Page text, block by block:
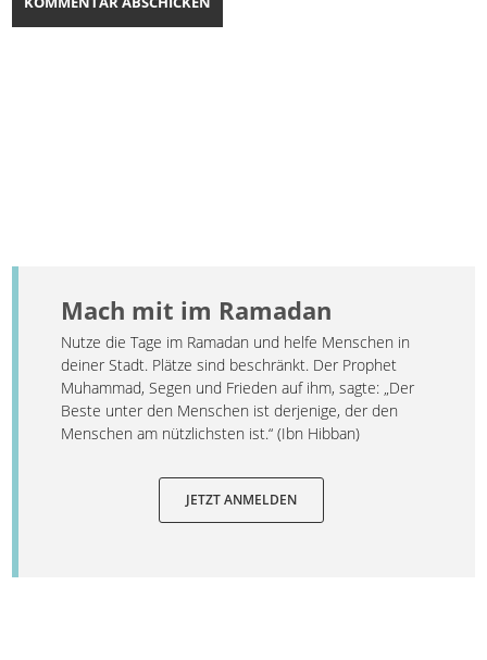
Mach mit im Ramadan
Nutze die Tage im Ramadan und helfe Menschen in
deiner Stadt. Plätze sind beschränkt. Der Prophet
Muhammad, Segen und Frieden auf ihm, sagte: „Der
Beste unter den Menschen ist derjenige, der den
Menschen am nützlichsten ist.“ (Ibn Hibban)
JETZT ANMELDEN